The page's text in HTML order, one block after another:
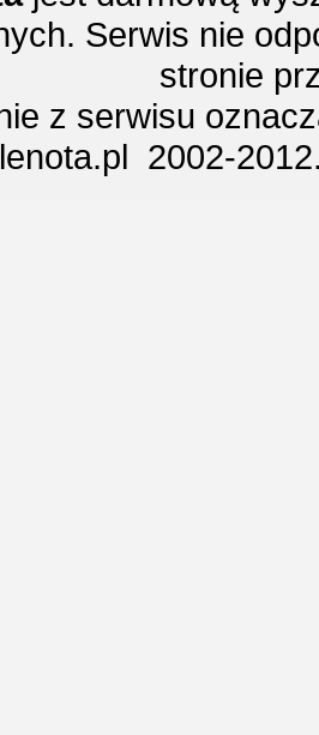
Serwis nie
stronie
z serwisu
2002-